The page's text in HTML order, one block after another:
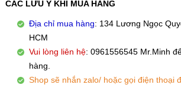
CÁC LƯU Ý KHI MUA HÀNG
Địa chỉ mua hàng: 134 Lương Ngọc
HCM
Vui lòng liên hệ: 0961556545 Mr.Minh
hàng.
Shop sẽ nhắn zalo/ hoặc gọi điện thoại